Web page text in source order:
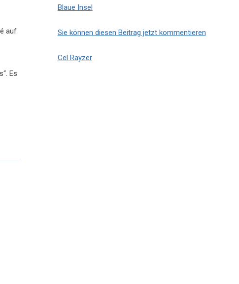
auf
Es
Blaue Insel
Sie können diesen Beitrag jetzt kommentieren
Cel Rayzer